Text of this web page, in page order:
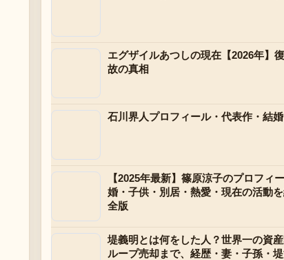
エグザイルあつしの現在【2026年】
故の真相
石川界人プロフィール・代表作・結
【2025年最新】篠原涼子のプロフィ
婚・子供・別居・熱愛・現在の活動
全版
堤義明とは何をした人？世界一の資
ループ売却まで、経歴・妻・子孫・